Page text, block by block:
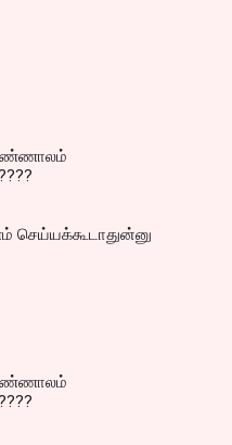
கண்ணாலம்
செய்யக்கூடாதுன்னு
கண்ணாலம்